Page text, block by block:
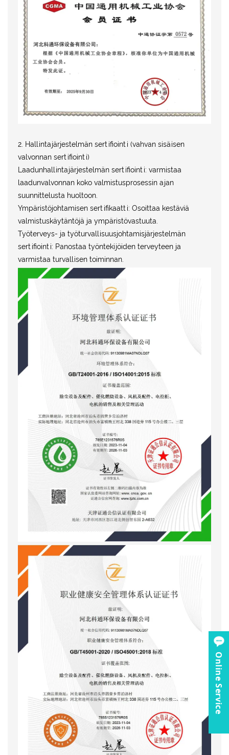
2. Hallintajärjestelmän sertifiointi (vahvan sisäisen
valvonnan sertifiointi)
Laadunhallintajärjestelmän sertifiointi: varmistaa
laadunvalvonnan koko valmistusprosessin ajan
suunnittelusta huoltoon.
Ympäristöjohtamisen sertifikaatti: Osoittaa kestäviä
valmistuskäytäntöjä ja ympäristövastuuta.
Työterveys- ja työturvallisuusjohtamisjärjestelmän
sertifiointi: Panostaa työntekijöiden terveyteen ja
varmistaa turvallisen toiminnan.
Online Service